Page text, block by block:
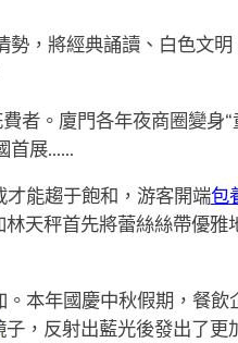
，將經典誦讀、白色文
者。廈門各年夜商圈變身
首展……
能趨于飽和，游客開端包
天秤首先將蕾絲絲帶優雅
本年國慶中秋假期，餐
子，反射出藍光後發出了更